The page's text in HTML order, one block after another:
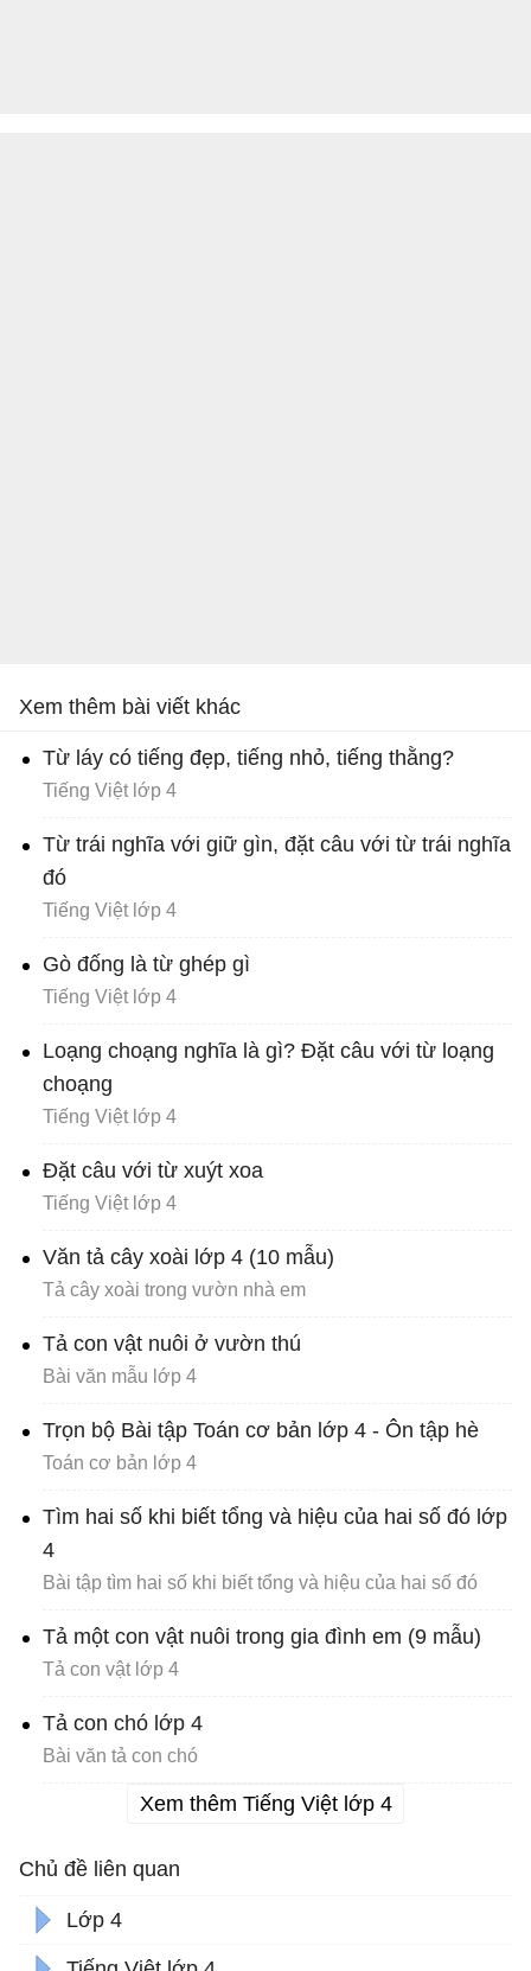
Xem thêm bài viết khác
Từ láy có tiếng đẹp, tiếng nhỏ, tiếng thằng?
Tiếng Việt lớp 4
Từ trái nghĩa với giữ gìn, đặt câu với từ trái nghĩa
đó
Tiếng Việt lớp 4
Gò đống là từ ghép gì
Tiếng Việt lớp 4
Loạng choạng nghĩa là gì? Đặt câu với từ loạng
choạng
Tiếng Việt lớp 4
Đặt câu với từ xuýt xoa
Tiếng Việt lớp 4
Văn tả cây xoài lớp 4 (10 mẫu)
Tả cây xoài trong vườn nhà em
Tả con vật nuôi ở vườn thú
Bài văn mẫu lớp 4
Trọn bộ Bài tập Toán cơ bản lớp 4 - Ôn tập hè
Toán cơ bản lớp 4
Tìm hai số khi biết tổng và hiệu của hai số đó lớp
4
Bài tập tìm hai số khi biết tổng và hiệu của hai số đó
Tả một con vật nuôi trong gia đình em (9 mẫu)
Tả con vật lớp 4
Tả con chó lớp 4
Bài văn tả con chó
Xem thêm Tiếng Việt lớp 4
Chủ đề liên quan
Lớp 4